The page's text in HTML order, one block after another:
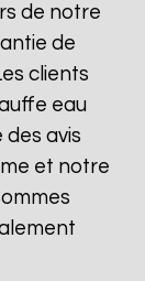
de notre
de
clients
eau
des avis
et notre